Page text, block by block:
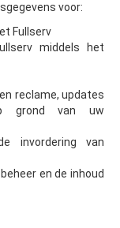
voor:
Fullserv
middels het
reclame, updates
grond van uw
invordering van
en de inhoud